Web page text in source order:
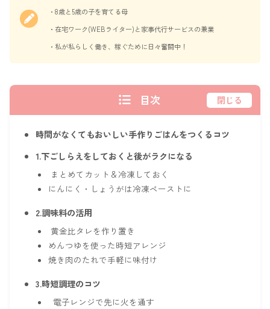
・8歳と5歳の子を育てる母
・在宅ワーク(WEBライター)と家事代行サービスの兼業
・私が私らしく働き、稼ぐために日々奮闘中！
目次 閉じる
時間がなくてもおいしい手作りごはんをつくるコツ
1.下ごしらえをしておくと後がラクになる
まとめてカット＆冷凍しておく
にんにく・しょうがは冷凍ペーストに
2.調味料の活用
黄金比タレを作り置き
めんつゆを使った時短アレンジ
焼き肉のたれで手軽に味付け
3.時短調理のコツ
電子レンジで先に火を通す